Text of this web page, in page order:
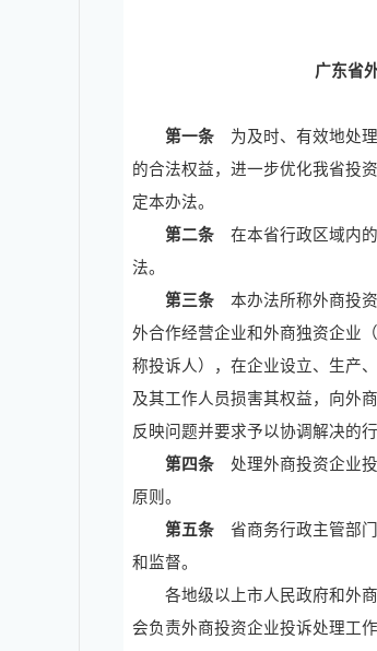
广东省
第一条为及时、有效地处理
的合法权益，进一步优化我省投
定本办法。
第二条在本省行政区域内的
法。
第三条本办法所称外商投资
外合作经营企业和外商独资企业
称投诉人），在企业设立、生产
及其工作人员损害其权益，向外
反映问题并要求予以协调解决的行
第四条处理外商投资企业投
原则。
第五条省商务行政主管部门
和监督。
各地级以上市人民政府和外商
会负责外商投资企业投诉处理工